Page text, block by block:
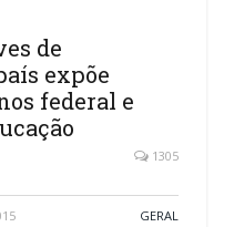
de
expõe
federal e
1305
GERAL